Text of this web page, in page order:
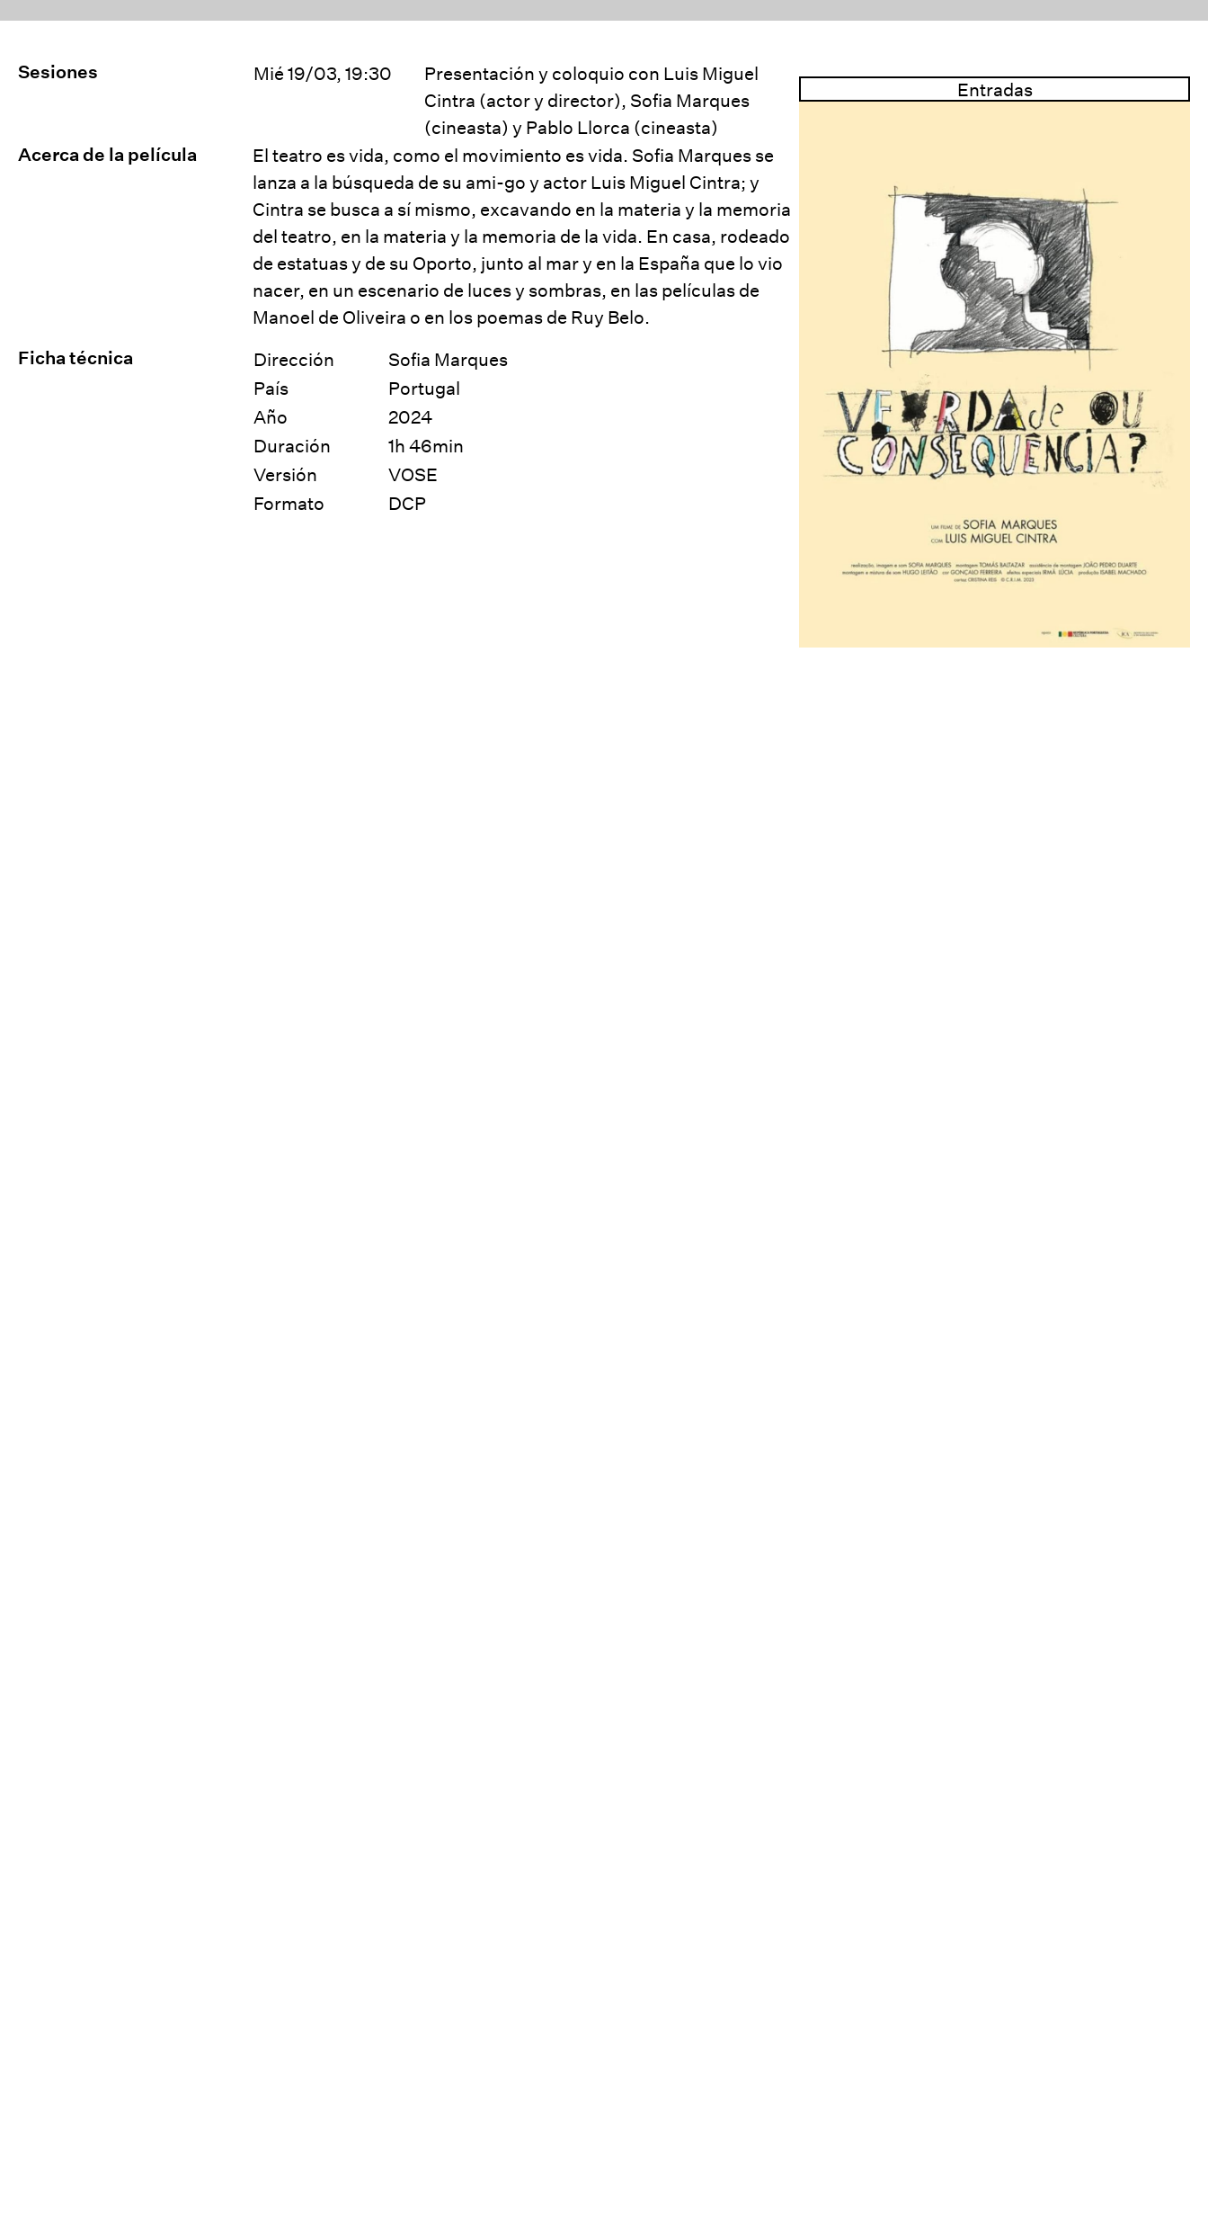
Sesiones Mié 19/03, 19:30
Presentación y coloquio con Luis Miguel
Cintra (actor y director), Sofia Marques
(cineasta) y Pablo Llorca (cineasta)
Acerca de la película
El teatro es vida, como el movimiento es vida. Sofia Marques se
lanza a la búsqueda de su ami-go y actor Luis Miguel Cintra; y
Cintra se busca a sí mismo, excavando en la materia y la memoria
del teatro, en la materia y la memoria de la vida. En casa, rodeado
de estatuas y de su Oporto, junto al mar y en la España que lo vio
nacer, en un escenario de luces y sombras, en las películas de
Manoel de Oliveira o en los poemas de Ruy Belo.
Ficha técnica
Dirección
Sofia Marques
País
Portugal
Año
2024
Duración
1h 46min
Versión
VOSE
Formato
DCP
Entradas